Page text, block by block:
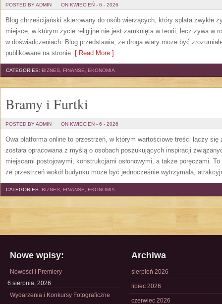
POSTED BY ADMIN ON KWIECIEŃ - 6 - 2026
Blog chrześcijański skierowany do osób wierzących, który splata zwykłe
miejsce, w którym życie religijne nie jest zamknięta w teorii, lecz żywa w
w doświadczeniach. Blog przedstawia, że droga wiary może być
publikowane na stronie [ Read More ]
CATEGORIES: BIZNES, FINANSE, EKONOMIA
Bramy i Furtki
POSTED BY ADMIN ON KWIECIEŃ - 6 - 2026
Owa platforma online to przestrzeń, w którym wartościowe treści łączy się
została opracowana z myślą o osobach poszukujących inspiracji
miejscami postojowymi, konstrukcjami osłonowymi, a także poręczami.
że przestrzeń wokół budynku może być jednocześnie wytrzymała,
CATEGORIES: BIZNES, FINANSE, EKONOMIA
Nowe wpisy:
Nowości i Premiery
6 sierpnia, 2026
Wydarzenia i Konkursy Fotograficzne
Archiwa
sierpień 2026
lipiec 2026
czerwiec 2026